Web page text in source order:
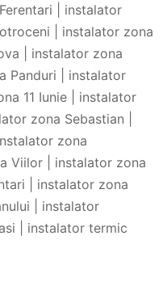
| instalator
| instalator zona
| instalator zona
Panduri | instalator
11 Iunie | instalator
zona Sebastian |
zona
Viilor | instalator zona
| instalator zona
| instalator
| instalator termic